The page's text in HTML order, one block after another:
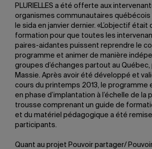
PLURIELLES a été offerte aux
organismes communautaires
le sida en janvier dernier. «L’objectif était
formation pour que toutes les
paires-aidantes puissent reprendre le
programme et animer de manière
groupes d’échanges partout au Québec,
Massie. Après avoir été développé et
cours du printemps 2013, le programme
en phase d’implantation à l’échelle de la
trousse comprenant un guide de
et du matériel pédagogique a été
participants.
Quant au projet Pouvoir partager/